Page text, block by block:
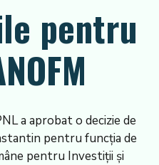
pentru
a aprobat o decizie de
pentru funcția de
pentru Investiții și